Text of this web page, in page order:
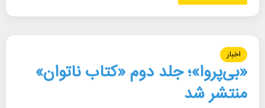
اخبار
«بی‌پروا»؛ جلد دوم «کتاب ناتوان»
منتشر شد